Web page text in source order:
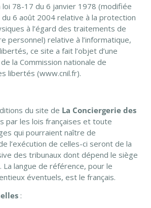
loi 78-17 du 6 janvier 1978 (modifiée
6 août 2004 relative à la protection
à l’égard des traitements de
personnel) relative à l’informatique,
ce site a fait l’objet d’une
la Commission nationale de
libertés (www.cnil.fr).
du site de La Conciergerie des
par les lois françaises et toute
qui pourraient naître de
l’exécution de celles-ci seront de la
des tribunaux dont dépend le siège
La langue de référence, pour le
éventuels, est le français.
: